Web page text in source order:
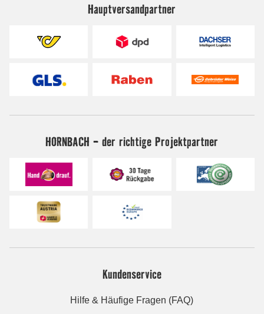
Hauptversandpartner
HORNBACH - der richtige Projektpartner
Kundenservice
Hilfe & Häufige Fragen (FAQ)